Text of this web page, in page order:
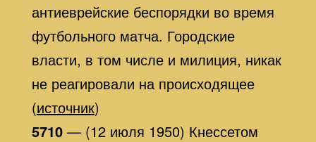
антиеврейские беспорядки во время
футбольного матча. Городские
власти, в том числе и милиция, никак
не реагировали на происходящее
(источник)
5710— (12 июля 1950) Кнессетом